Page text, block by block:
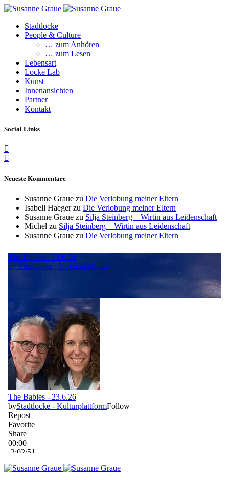
Stadtlocke
People & Culture
… zum Anhören
… zum Lesen
Lebensart
Locke Lab
Kunst
Innenansichten
Partner
Kontakt
Social Links
Neueste Kommentare
Susanne Graue zu Die Verlobung meiner Eltern
Isabell Haegerzu Die Verlobung meiner Eltern
Susanne Graue zu Silja Steinberg – Wirtin aus Leidenschaft
Michel zu Silja Steinberg – Wirtin aus Leidenschaft
Susanne Graue zu Die Verlobung meiner Eltern